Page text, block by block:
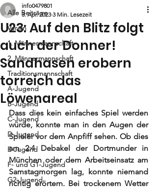
Alle Beiträge
Verein
1. Männermannschaft
2. Männermannschaft
Traditionsmannschaft
A-Jugend
B-Jugend
C-Jugend
D-Jugend
E-Jugend
F- und G1-Jugend
G2-Jugend
U23: Auf den Blitz folgt
auch der Donner!
Sandhasen erobern
torreich das
Löwenareal
info0479801
3. Apr. 2023 3 Min. Lesezeit
Dass dies kein einfaches Spiel werden
würde, konnte man in den Augen der
Spieler vor dem Anpfiff sehen. Ob dies
am 2:4 Debakel der Dortmunder in
München oder dem Arbeitseinsatz am
Samstagmorgen lag, konnte niemand
richtig erörtern. Bei trockenem Wetter